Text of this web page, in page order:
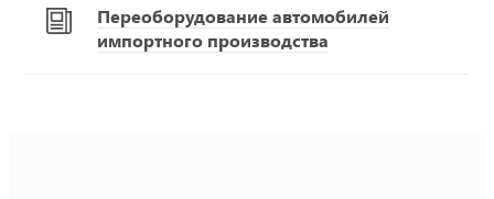
Переоборудование автомобилей
импортного производства